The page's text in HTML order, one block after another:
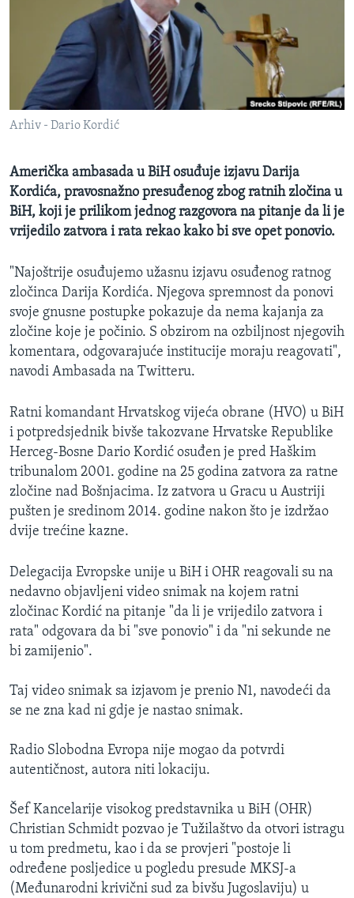
O GLASU AMERIKE
Learning English
PRATITE NAS
Jezici
Arhiv - Dario Kordić
Američka ambasada u BiH osuđuje izjavu Darija
Kordića, pravosnažno presuđenog zbog ratnih zločina u
BiH, koji je prilikom jednog razgovora na pitanje da li je
vrijedilo zatvora i rata rekao kako bi sve opet ponovio.
"Najoštrije osuđujemo užasnu izjavu osuđenog ratnog
zločinca Darija Kordića. Njegova spremnost da ponovi
svoje gnusne postupke pokazuje da nema kajanja za
zločine koje je počinio. S obzirom na ozbiljnost njegovih
komentara, odgovarajuće institucije moraju reagovati",
navodi Ambasada na Twitteru.
Ratni komandant Hrvatskog vijeća obrane (HVO) u BiH
i potpredsjednik bivše takozvane Hrvatske Republike
Herceg-Bosne Dario Kordić osuđen je pred Haškim
tribunalom 2001. godine na 25 godina zatvora za ratne
zločine nad Bošnjacima. Iz zatvora u Gracu u Austriji
pušten je sredinom 2014. godine nakon što je izdržao
dvije trećine kazne.
Delegacija Evropske unije u BiH i OHR reagovali su na
nedavno objavljeni video snimak na kojem ratni
zločinac Kordić na pitanje "da li je vrijedilo zatvora i
rata" odgovara da bi "sve ponovio" i da "ni sekunde ne
bi zamijenio".
Taj video snimak sa izjavom je prenio N1, navodeći da
se ne zna kad ni gdje je nastao snimak.
Radio Slobodna Evropa nije mogao da potvrdi
autentičnost, autora niti lokaciju.
Šef Kancelarije visokog predstavnika u BiH (OHR)
Christian Schmidt pozvao je Tužilaštvo da otvori istragu
u tom predmetu, kao i da se provjeri "postoje li
određene posljedice u pogledu presude MKSJ-a
(Međunarodni krivični sud za bivšu Jugoslaviju) u